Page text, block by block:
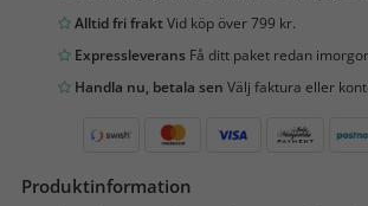
Alltid fri fraktVid köp över 799 kr.
Expressleverans Få ditt paket redan
Handla nu, betala sen Välj faktura eller
Produktinformation